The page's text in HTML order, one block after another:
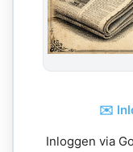
✉️
Inloggen via